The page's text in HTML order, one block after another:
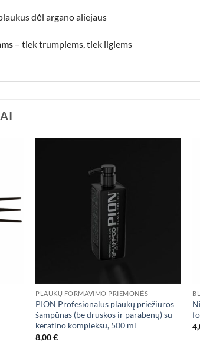
dėl argano aliejaus
– tiek trumpiems, tiek ilgiems
PLAUKŲ FORMAVIMO PRIEMONĖS
PION Profesionalus plaukų priežiūros
šampūnas (be druskos ir parabenų) su
keratino kompleksu, 500 ml
8,00€